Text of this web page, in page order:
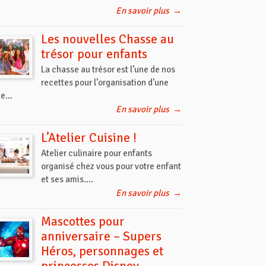
En savoir plus →
Les nouvelles Chasse au
trésor pour enfants
La chasse au trésor est l’une de nos
recettes pour l’organisation d’une
En savoir plus →
L’Atelier Cuisine !
Atelier culinaire pour enfants
organisé chez vous pour votre enfant
et ses amis....
En savoir plus →
Mascottes pour
anniversaire – Supers
Héros, personnages et